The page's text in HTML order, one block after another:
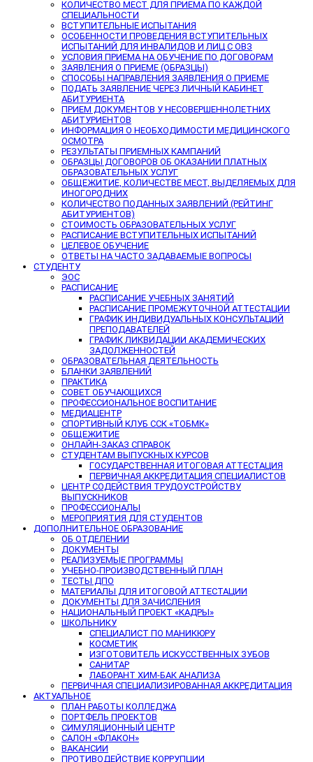
КОЛИЧЕСТВО МЕСТ ДЛЯ ПРИЕМА ПО КАЖДОЙ
СПЕЦИАЛЬНОСТИ
ВСТУПИТЕЛЬНЫЕ ИСПЫТАНИЯ
ОСОБЕННОСТИ ПРОВЕДЕНИЯ ВСТУПИТЕЛЬНЫХ
ИСПЫТАНИЙ ДЛЯ ИНВАЛИДОВ И ЛИЦ С ОВЗ
УСЛОВИЯ ПРИЕМА НА ОБУЧЕНИЕ ПО ДОГОВОРАМ
ЗАЯВЛЕНИЯ О ПРИЕМЕ (ОБРАЗЦЫ)
СПОСОБЫ НАПРАВЛЕНИЯ ЗАЯВЛЕНИЯ О ПРИЕМЕ
ПОДАТЬ ЗАЯВЛЕНИЕ ЧЕРЕЗ ЛИЧНЫЙ КАБИНЕТ
АБИТУРИЕНТА
ПРИЕМ ДОКУМЕНТОВ У НЕСОВЕРШЕННОЛЕТНИХ
АБИТУРИЕНТОВ
ИНФОРМАЦИЯ О НЕОБХОДИМОСТИ МЕДИЦИНСКОГО
ОСМОТРА
РЕЗУЛЬТАТЫ ПРИЕМНЫХ КАМПАНИЙ
ОБРАЗЦЫ ДОГОВОРОВ ОБ ОКАЗАНИИ ПЛАТНЫХ
ОБРАЗОВАТЕЛЬНЫХ УСЛУГ
ОБЩЕЖИТИЕ, КОЛИЧЕСТВЕ МЕСТ, ВЫДЕЛЯЕМЫХ ДЛЯ
ИНОГОРОДНИХ
КОЛИЧЕСТВО ПОДАННЫХ ЗАЯВЛЕНИЙ (РЕЙТИНГ
АБИТУРИЕНТОВ)
СТОИМОСТЬ ОБРАЗОВАТЕЛЬНЫХ УСЛУГ
РАСПИСАНИЕ ВСТУПИТЕЛЬНЫХ ИСПЫТАНИЙ
ЦЕЛЕВОЕ ОБУЧЕНИЕ
ОТВЕТЫ НА ЧАСТО ЗАДАВАЕМЫЕ ВОПРОСЫ
СТУДЕНТУ
ЭОС
РАСПИСАНИЕ
РАСПИСАНИЕ УЧЕБНЫХ ЗАНЯТИЙ
РАСПИСАНИЕ ПРОМЕЖУТОЧНОЙ АТТЕСТАЦИИ
ГРАФИК ИНДИВИДУАЛЬНЫХ КОНСУЛЬТАЦИЙ
ПРЕПОДАВАТЕЛЕЙ
ГРАФИК ЛИКВИДАЦИИ АКАДЕМИЧЕСКИХ
ЗАДОЛЖЕННОСТЕЙ
ОБРАЗОВАТЕЛЬНАЯ ДЕЯТЕЛЬНОСТЬ
БЛАНКИ ЗАЯВЛЕНИЙ
ПРАКТИКА
СОВЕТ ОБУЧАЮЩИХСЯ
ПРОФЕССИОНАЛЬНОЕ ВОСПИТАНИЕ
МЕДИАЦЕНТР
СПОРТИВНЫЙ КЛУБ ССК «ТОБМК»
ОБЩЕЖИТИЕ
ОНЛАЙН-ЗАКАЗ СПРАВОК
СТУДЕНТАМ ВЫПУСКНЫХ КУРСОВ
ГОСУДАРСТВЕННАЯ ИТОГОВАЯ АТТЕСТАЦИЯ
ПЕРВИЧНАЯ АККРЕДИТАЦИЯ СПЕЦИАЛИСТОВ
ЦЕНТР СОДЕЙСТВИЯ ТРУДОУСТРОЙСТВУ
ВЫПУСКНИКОВ
ПРОФЕССИОНАЛЫ
МЕРОПРИЯТИЯ ДЛЯ СТУДЕНТОВ
ДОПОЛНИТЕЛЬНОЕ ОБРАЗОВАНИЕ
ОБ ОТДЕЛЕНИИ
ДОКУМЕНТЫ
РЕАЛИЗУЕМЫЕ ПРОГРАММЫ
УЧЕБНО-ПРОИЗВОДСТВЕННЫЙ ПЛАН
ТЕСТЫ ДПО
МАТЕРИАЛЫ ДЛЯ ИТОГОВОЙ АТТЕСТАЦИИ
ДОКУМЕНТЫ ДЛЯ ЗАЧИСЛЕНИЯ
НАЦИОНАЛЬНЫЙ ПРОЕКТ «КАДРЫ»
ШКОЛЬНИКУ
СПЕЦИАЛИСТ ПО МАНИКЮРУ
КОСМЕТИК
ИЗГОТОВИТЕЛЬ ИСКУССТВЕННЫХ ЗУБОВ
САНИТАР
ЛАБОРАНТ ХИМ-БАК АНАЛИЗА
ПЕРВИЧНАЯ СПЕЦИАЛИЗИРОВАННАЯ АККРЕДИТАЦИЯ
АКТУАЛЬНОЕ
ПЛАН РАБОТЫ КОЛЛЕДЖА
ПОРТФЕЛЬ ПРОЕКТОВ
СИМУЛЯЦИОННЫЙ ЦЕНТР
САЛОН «ФЛАКОН»
ВАКАНСИИ
ПРОТИВОДЕЙСТВИЕ КОРРУПЦИИ